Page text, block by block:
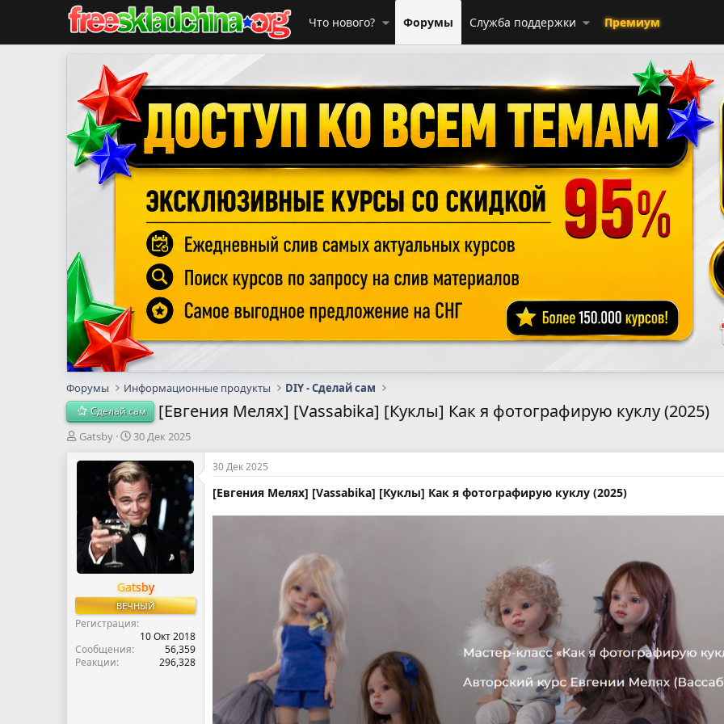
Что нового? Форумы Служба поддержки Премиум
Форумы Информационные продукты DIY - Сделай сам
Сделай сам [Евгения Мелях] [Vassabika] [Куклы] Как я фотографирую куклу (2025)
А
т
м
ы
Gatsby
Д
т
а
н
а
ч
а
л
30 Дек 2025
Gatsby
ВЕЧНЫЙ
Регистрация
10 Окт 2018
Сообщения
56,359
Реакции
296,328
30 Дек 2025
[Евгения Мелях] [Vassabika] [Куклы] Как я фотографирую куклу (2025)